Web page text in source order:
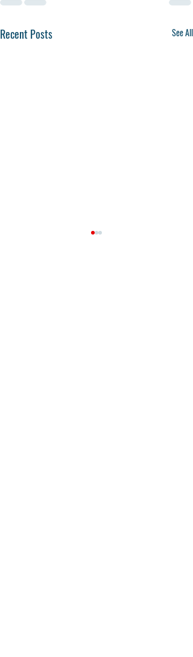
Recent Posts See All